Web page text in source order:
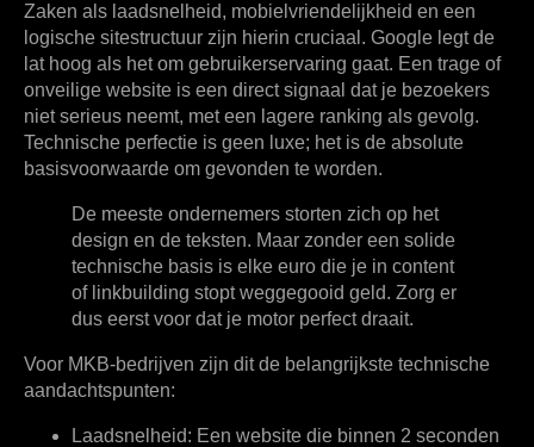
Zaken als laadsnelheid, mobielvriendelijkheid en een
logische sitestructuur zijn hierin cruciaal. Google legt de
lat hoog als het om gebruikerservaring gaat. Een trage of
onveilige website is een direct signaal dat je bezoekers
niet serieus neemt, met een lagere ranking als gevolg.
Technische perfectie is geen luxe; het is de absolute
basisvoorwaarde om gevonden te worden.
De meeste ondernemers storten zich op het
design en de teksten. Maar zonder een solide
technische basis is elke euro die je in content
of linkbuilding stopt weggegooid geld. Zorg er
dus eerst voor dat je motor perfect draait.
Voor MKB-bedrijven zijn dit de belangrijkste technische
aandachtspunten:
Laadsnelheid: Een website die binnen 2 seconden